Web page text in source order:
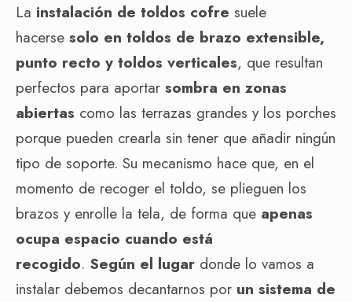
La instalación de toldos cofre suele
hacerse solo en toldos de brazo extensible,
punto recto y toldos verticales, que resultan
perfectos para aportar sombra en zonas
abiertas como las terrazas grandes y los porches
porque pueden crearla sin tener que añadir ningún
tipo de soporte. Su mecanismo hace que, en el
momento de recoger el toldo, se plieguen los
brazos y enrolle la tela, de forma que apenas
ocupa espacio cuando está
recogido. Según el lugar donde lo vamos a
instalar debemos decantarnos por un sistema de